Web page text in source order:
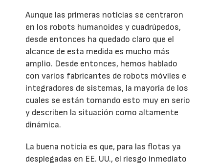
Aunque las primeras noticias se centraron
en los robots humanoides y cuadrúpedos,
desde entonces ha quedado claro que el
alcance de esta medida es mucho más
amplio. Desde entonces, hemos hablado
con varios fabricantes de robots móviles e
integradores de sistemas, la mayoría de los
cuales se están tomando esto muy en serio
y describen la situación como altamente
dinámica.
La buena noticia es que, para las flotas ya
desplegadas en EE. UU., el riesgo inmediato